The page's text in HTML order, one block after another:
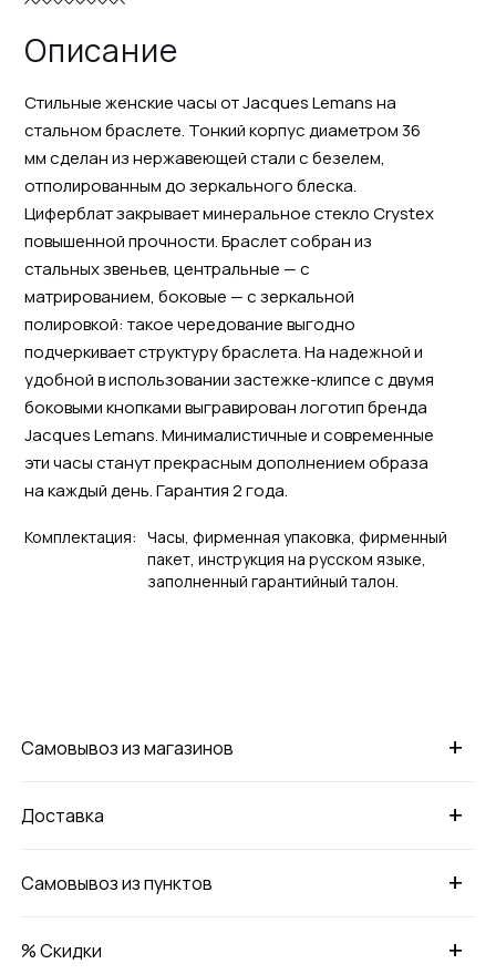
Описание
Стильные женские часы от Jacques Lemans на
стальном браслете. Тонкий корпус диаметром 36
мм сделан из нержавеющей стали с безелем,
отполированным до зеркального блеска.
Циферблат закрывает минеральное стекло Crystex
повышенной прочности. Браслет собран из
стальных звеньев, центральные — с
матрированием, боковые — с зеркальной
полировкой: такое чередование выгодно
подчеркивает структуру браслета. На надежной и
удобной в использовании застежке-клипсе с двумя
боковыми кнопками выгравирован логотип бренда
Jacques Lemans. Минималистичные и современные
эти часы станут прекрасным дополнением образа
на каждый день. Гарантия 2 года.
Комплектация: Часы, фирменная упаковка, фирменный
пакет, инструкция на русском языке,
заполненный гарантийный талон.
+
Самовывоз из магазинов
+
Доставка
+
Самовывоз из пунктов
+
% Скидки